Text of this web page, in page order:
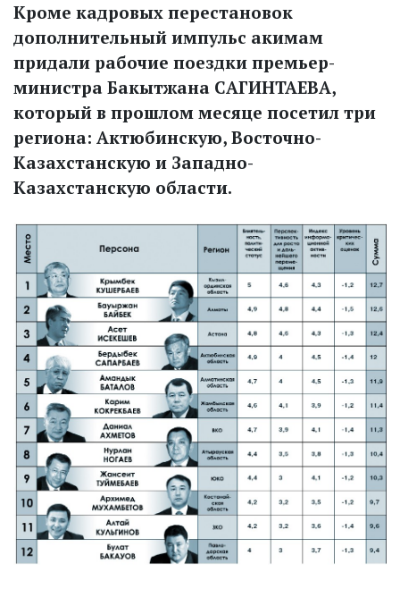
Кроме кадровых перестановок
дополнительный импульс акимам
придали рабочие поездки премьер-
министра Бакытжана САГИНТАЕВА,
который в прошлом месяце посетил три
региона: Актюбинскую, Восточно-
Казахстанскую и Западно-
Казахстанскую области.